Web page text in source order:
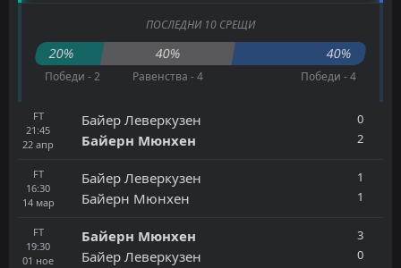
ПОСЛЕДНИ 10 СРЕЩИ
20% 40% 40%
Победи - 2 Равенства - 4 Победи - 4
FT
21:45
22 апр
Байер Леверкузен
Байерн Мюнхен
0
2
FT
16:30
14 мар
Байер Леверкузен
Байерн Мюнхен
1
1
FT
19:30
01 ное
Байерн Мюнхен
Байер Леверкузен
3
0